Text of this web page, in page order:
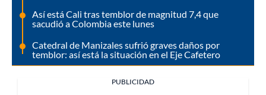
Así está Cali tras temblor de magnitud 7,4 que
sacudió a Colombia este lunes
Catedral de Manizales sufrió graves daños por
temblor: así está la situación en el Eje Cafetero
PUBLICIDAD